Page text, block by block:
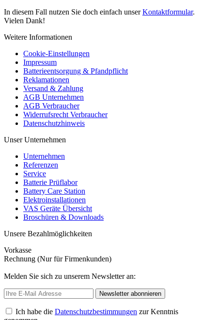
In diesem Fall nutzen Sie doch einfach unserKontaktformular.
Vielen Dank!
Weitere Informationen
Cookie-Einstellungen
Impressum
Batterieentsorgung & Pfandpflicht
Reklamationen
Versand & Zahlung
AGB Unternehmen
AGB Verbraucher
Widerrufsrecht Verbraucher
Datenschutzhinweis
Unser Unternehmen
Unternehmen
Referenzen
Service
Batterie Prüflabor
Battery Care Station
Elektroinstallationen
VAS Geräte Übersicht
Broschüren & Downloads
Unsere Bezahlmöglichkeiten
Vorkasse
Rechnung (Nur für Firmenkunden)
Melden Sie sich zu unserem Newsletter an:
Newsletter abonnieren
Ich habe die Datenschutzbestimmungen zur Kenntnis